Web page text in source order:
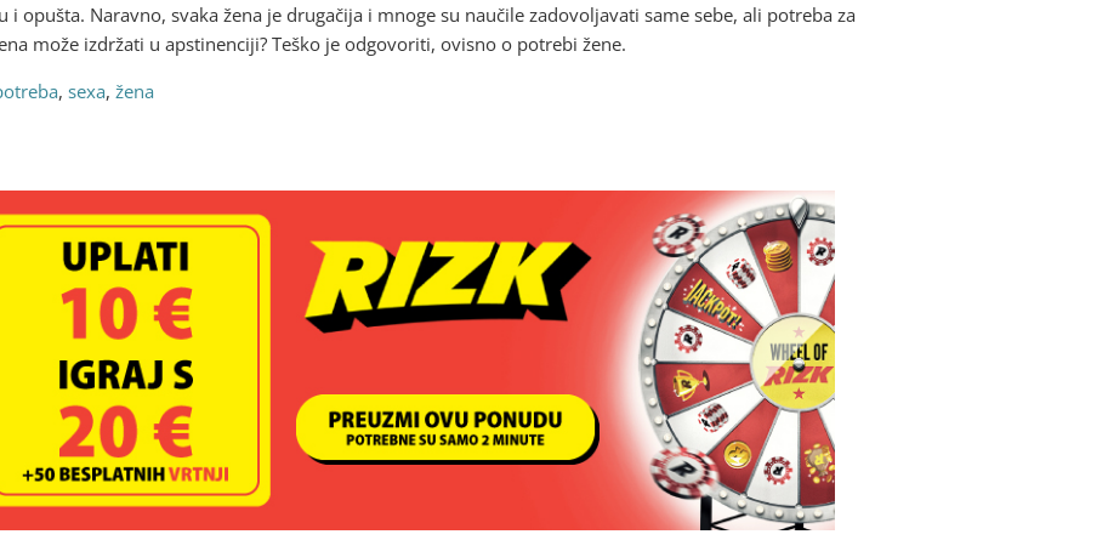
opušta. Naravno, svaka žena je drugačija i mnoge su naučile zadovoljavati same sebe, ali potreba za
može izdržati u apstinenciji? Teško je odgovoriti, ovisno o potrebi žene.
, sexa, žena